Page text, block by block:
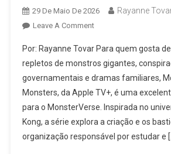
29 De Maio De 2026 Rayanne
Leave A CommentOn
Que
O
Desenvolvimento
Amoroso
De
May
Por: Rayanne Tovar Para quem gosta
repletos de monstros gigantes,
governamentais e dramas familiares,
Monsters, da Apple TV+, é uma
para o MonsterVerse. Inspirada no
Kong, a série explora a criação e os
organização responsável por estudar e